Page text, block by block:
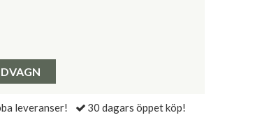
Pris:
leveranser! 30 dagars öppet köp!